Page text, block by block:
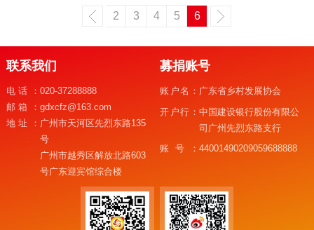
2 3 4 5 6
联系我们
电话： 020-37288888
邮箱： gdxcfz@163.com
地址： 广州市天河区先烈东路135
号
广州市越秀区解放北路603
号广东迎宾馆综合楼
募捐账号
账户名： 广东省乡村发展协会
开户行：中国建设银行股份有限公
司广州先烈东路支行
账号：44001490209059688888